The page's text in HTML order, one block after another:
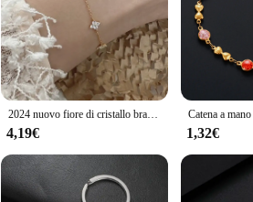
2024 nuovo fiore di cristallo braccialetto in acciaio inossidabile personalità della moda da donna braccialetto coreano accessori per gioielli regalo di anniversario
4,19€ 1,32€